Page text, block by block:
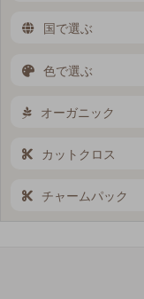
国で選ぶ
色で選ぶ
オーガニック
カットクロス
チャームパック